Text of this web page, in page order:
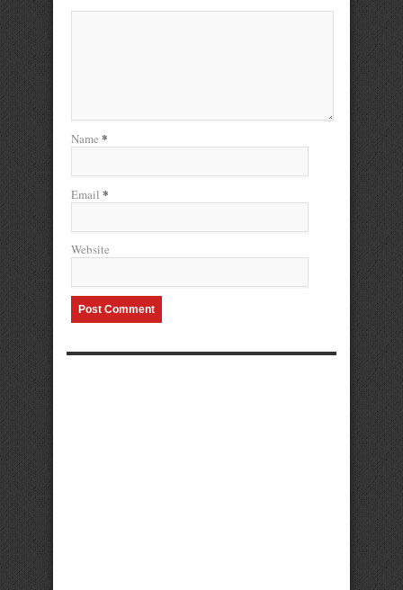
Name *
Email *
Website